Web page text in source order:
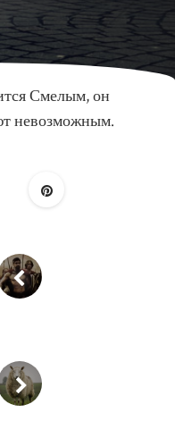
Смелым, он
невозможным.